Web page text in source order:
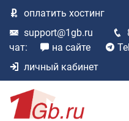
оплатить хостинг
support@1gb.ru
чат:
на сайте
личный кабинет